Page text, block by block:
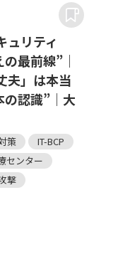
ュリティ
最前線”｜
夫」は本当
の認識”｜大
策
IT-BCP
センター
撃